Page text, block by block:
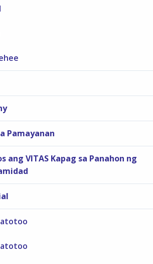
Pamayanan
ang VITAS Kapag sa Panahon ng